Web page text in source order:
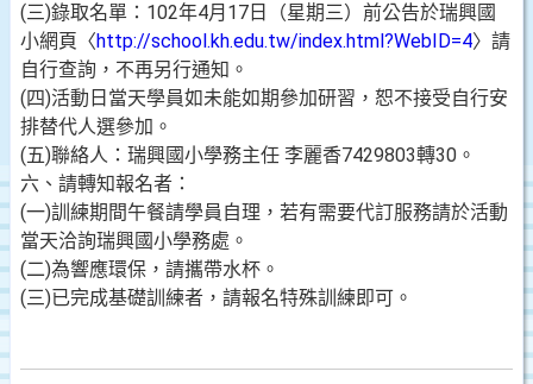
(三)錄取名單：102年4月17日（星期三）前公告於瑞興國
小網頁〈http://school.kh.edu.tw/index.html?WebID=4〉請
自行查詢，不再另行通知。
(四)活動日當天學員如未能如期參加研習，恕不接受自行安
排替代人選參加。
(五)聯絡人：瑞興國小學務主任 李麗香7429803轉30。
六、請轉知報名者：
(一)訓練期間午餐請學員自理，若有需要代訂服務請於活動
當天洽詢瑞興國小學務處。
(二)為響應環保，請攜帶水杯。
(三)已完成基礎訓練者，請報名特殊訓練即可。